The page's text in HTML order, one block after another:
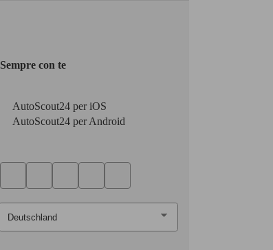
Sempre con te
AutoScout24 per iOS
AutoScout24 per Android